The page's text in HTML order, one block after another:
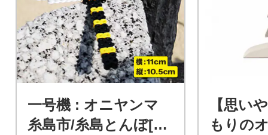
一号機 : オニヤンマ
糸島市/糸島とんぼ[AP
【思い
もりの